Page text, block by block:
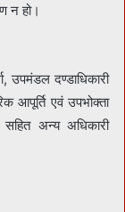
न हो।
उपमंडल दण्डाधिकारी
आपूर्ति एवं उपभोक्ता
अन्य अधिकारी